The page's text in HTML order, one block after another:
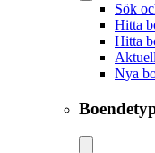
Sök
Hitta
Hitta
Nya